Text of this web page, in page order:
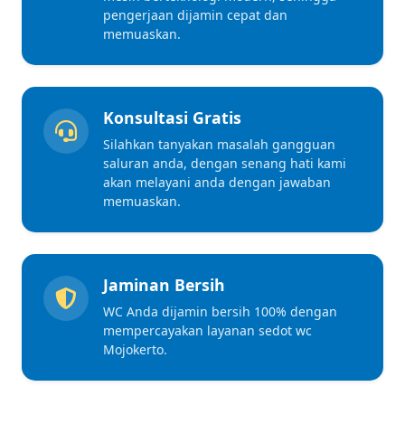
pengerjaan dijamin cepat dan
memuaskan.
Konsultasi Gratis
Silahkan tanyakan masalah gangguan
saluran anda, dengan senang hati kami
akan melayani anda dengan jawaban
memuaskan.
Jaminan Bersih
WC Anda dijamin bersih 100% dengan
mempercayakan layanan sedot wc
Mojokerto.